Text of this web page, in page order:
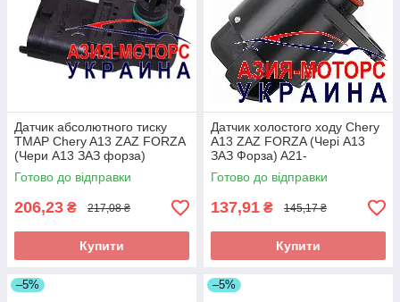
Датчик абсолютного тиску
TMAP Chery A13 ZAZ FORZA
(Чери А13 ЗАЗ форза)
480ED-1008060
Готово до відправки
206,23 ₴ 217,08 ₴
Купити
Датчик холостого ходу Chery
A13 ZAZ FORZA (Чері А13
ЗАЗ Форза) A21-
BJ1129011DA
Готово до відправки
137,91 ₴ 145,17 ₴
Купити
–5% –5%